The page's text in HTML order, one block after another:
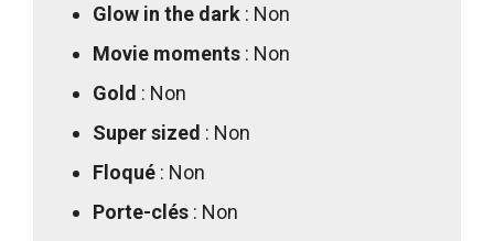
Glow in the dark : Non
Movie moments : Non
Gold : Non
Super sized : Non
Floqué : Non
Porte-clés : Non